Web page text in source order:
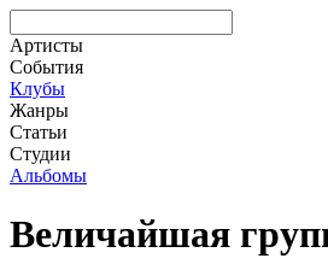
Артисты
События
Клубы
Жанры
Статьи
Студии
Альбомы
Величайшая